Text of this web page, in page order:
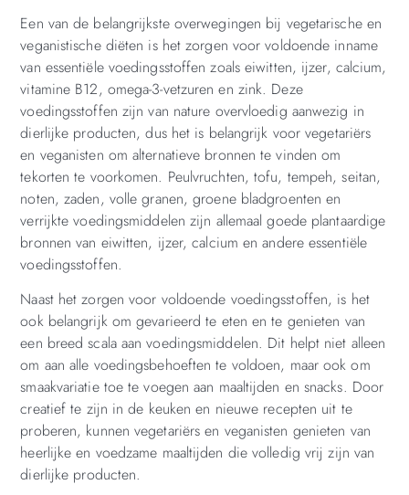
Een van de belangrijkste overwegingen bij vegetarische en
veganistische diëten is het zorgen voor voldoende inname
van essentiële voedingsstoffen zoals eiwitten, ijzer, calcium,
vitamine B12, omega-3-vetzuren en zink. Deze
voedingsstoffen zijn van nature overvloedig aanwezig in
dierlijke producten, dus het is belangrijk voor vegetariërs
en veganisten om alternatieve bronnen te vinden om
tekorten te voorkomen. Peulvruchten, tofu, tempeh, seitan,
noten, zaden, volle granen, groene bladgroenten en
verrijkte voedingsmiddelen zijn allemaal goede plantaardige
bronnen van eiwitten, ijzer, calcium en andere essentiële
voedingsstoffen.
Naast het zorgen voor voldoende voedingsstoffen, is het
ook belangrijk om gevarieerd te eten en te genieten van
een breed scala aan voedingsmiddelen. Dit helpt niet alleen
om aan alle voedingsbehoeften te voldoen, maar ook om
smaakvariatie toe te voegen aan maaltijden en snacks. Door
creatief te zijn in de keuken en nieuwe recepten uit te
proberen, kunnen vegetariërs en veganisten genieten van
heerlijke en voedzame maaltijden die volledig vrij zijn van
dierlijke producten.